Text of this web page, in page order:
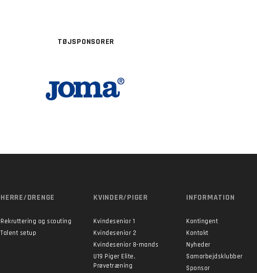
TØJSPONSORER
HERRE/DRENGE
Rekruttering og scouting
Talent setup
KVINDER/PIGER
Kvindesenior 1
Kvindesenior 2
Kvindesenior 8-mands
U19 Piger Elite,
Prøvetræning
INFORMATION
Kontingent
Kontakt
Nyheder
Samarbejdsklubber
Sponsor